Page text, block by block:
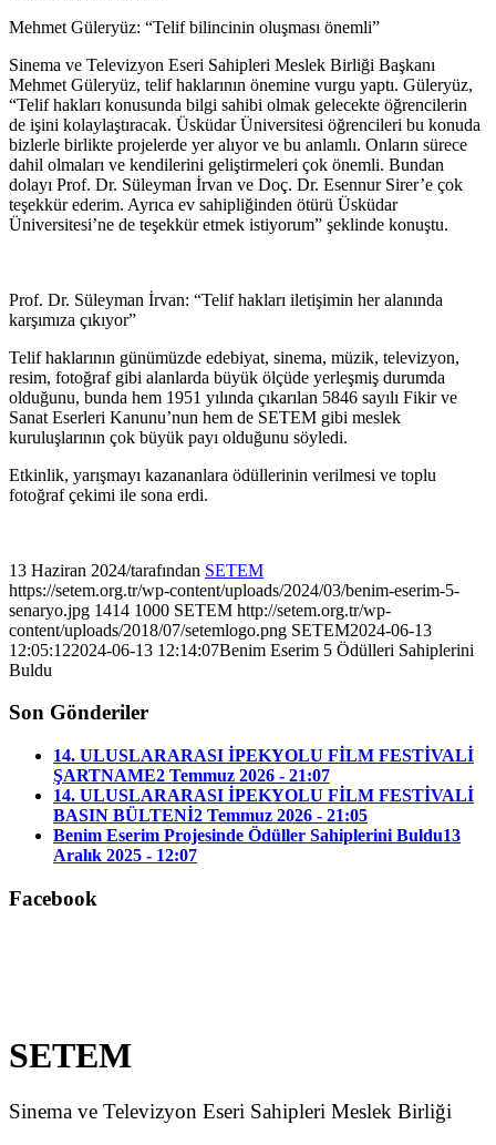
Mehmet Güleryüz: “Telif bilincinin oluşması önemli”
Sinema ve Televizyon Eseri Sahipleri Meslek Birliği Başkanı
Mehmet Güleryüz, telif haklarının önemine vurgu yaptı. Güleryüz,
“Telif hakları konusunda bilgi sahibi olmak gelecekte öğrencilerin
de işini kolaylaştıracak. Üsküdar Üniversitesi öğrencileri bu konuda
bizlerle birlikte projelerde yer alıyor ve bu anlamlı. Onların sürece
dahil olmaları ve kendilerini geliştirmeleri çok önemli. Bundan
dolayı Prof. Dr. Süleyman İrvan ve Doç. Dr. Esennur Sirer’e çok
teşekkür ederim. Ayrıca ev sahipliğinden ötürü Üsküdar
Üniversitesi’ne de teşekkür etmek istiyorum” şeklinde konuştu.
Prof. Dr. Süleyman İrvan: “Telif hakları iletişimin her alanında
karşımıza çıkıyor”
Telif haklarının günümüzde edebiyat, sinema, müzik, televizyon,
resim, fotoğraf gibi alanlarda büyük ölçüde yerleşmiş durumda
olduğunu, bunda hem 1951 yılında çıkarılan 5846 sayılı Fikir ve
Sanat Eserleri Kanunu’nun hem de SETEM gibi meslek
kuruluşlarının çok büyük payı olduğunu söyledi.
Etkinlik, yarışmayı kazananlara ödüllerinin verilmesi ve toplu
fotoğraf çekimi ile sona erdi.
13 Haziran 2024/tarafından SETEM
https://setem.org.tr/wp-content/uploads/2024/03/benim-eserim-5-
senaryo.jpg 1414 1000 SETEM http://setem.org.tr/wp-
content/uploads/2018/07/setemlogo.png SETEM2024-06-13
12:05:122024-06-13 12:14:07Benim Eserim 5 Ödülleri Sahiplerini
Buldu
Son Gönderiler
14. ULUSLARARASI İPEKYOLU FİLM FESTİVALİ
ŞARTNAME2 Temmuz 2026 - 21:07
14. ULUSLARARASI İPEKYOLU FİLM FESTİVALİ
BASIN BÜLTENİ2 Temmuz 2026 - 21:05
Benim Eserim Projesinde Ödüller Sahiplerini Buldu13
Aralık 2025 - 12:07
Facebook
SETEM
Sinema ve Televizyon Eseri Sahipleri Meslek Birliği